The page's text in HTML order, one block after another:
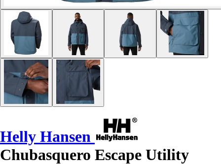
Helly Hansen
Chubasquero Escape Utility